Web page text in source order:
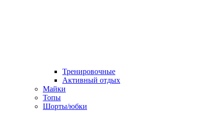
Тренировочные
Активный отдых
Майки
Топы
Шорты/юбки